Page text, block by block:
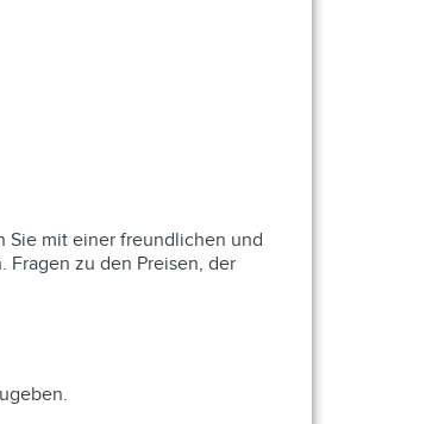
Sie mit einer freundlichen und
zu den Preisen, der